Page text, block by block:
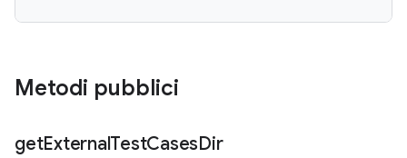
Metodi pubblici
getExternalTestCasesDir